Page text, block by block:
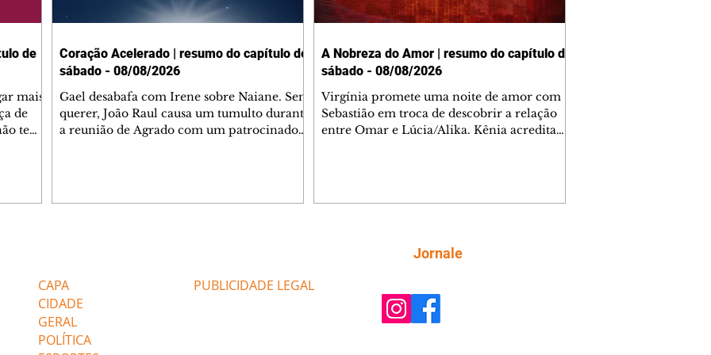
de
mais
de
tem
de
Coração Acelerado | resumo do capítulo de
sábado - 08/08/2026
Gael desabafa com Irene sobre Naiane. Sem
querer, João Raul causa um tumulto durante
a reunião de Agrado com um patrocinador.
termina o relacionamento dos dois.
A Nobreza do Amor | resumo do capítulo de
sábado - 08/08/2026
Virgínia promete uma noite de amor com
Sebastião em troca de descobrir a relação
entre Omar e Lúcia/Alika. Kênia acredita
comentam sobre a possível jazida de
tungstênio na região. Virgínia provoca
CAPA
CIDADE
GERAL
POLÍTICA
PUBLICIDADE LEGAL
Jornale